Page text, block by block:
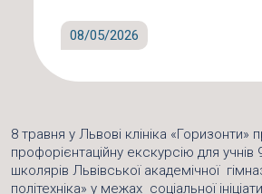
08/05/2026
8 травня у Львові клініка «Горизонти»
профорієнтаційну екскурсію для учнів
школярів Львівської академічної
політехніка» у межах соціальної